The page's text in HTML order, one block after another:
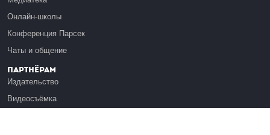
Онлайн-школы
Конференция Парсек
Чаты и общение
Партнёрам
Издательство
Видеосъёмка